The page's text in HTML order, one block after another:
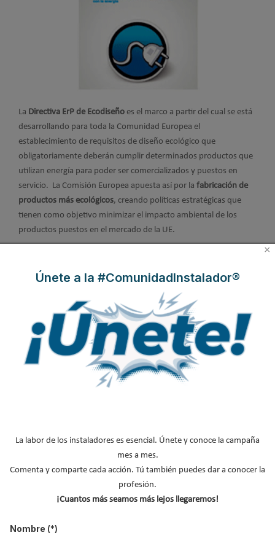
La Directiva ErP de Ecodiseño es el marco a partir del cual se está
desarrollando para toda la Comunidad Europea el
establecimiento de requisitos de diseño ecológico que
obligatoriamente deberán cumplir determinados productos que
utilizan energía para poder ser comercializados y puestos en
servicio. La Comisión Europea apuesta así por la fabricación de
productos más ecológicos, creando políticas estratégicas que
tienen como objetivo minimizar el impacto ambiental de los
productos puestos en el mercado de la UE.
Panasonic ofrece soluciones de
gama doméstica que cumplen
con la nueva directiva europea,
en vigor en 2013
Hemeroteca Aire Acondicionado
×
Únete a la #ComunidadInstalador®
La labor de los instaladores es esencial. Únete y conoce la campaña
mes a mes.
Comenta y comparte cada acción. Tú también puedes dar a conocer la
profesión.
¡Cuantos más seamos más lejos llegaremos!
Nombre (*)